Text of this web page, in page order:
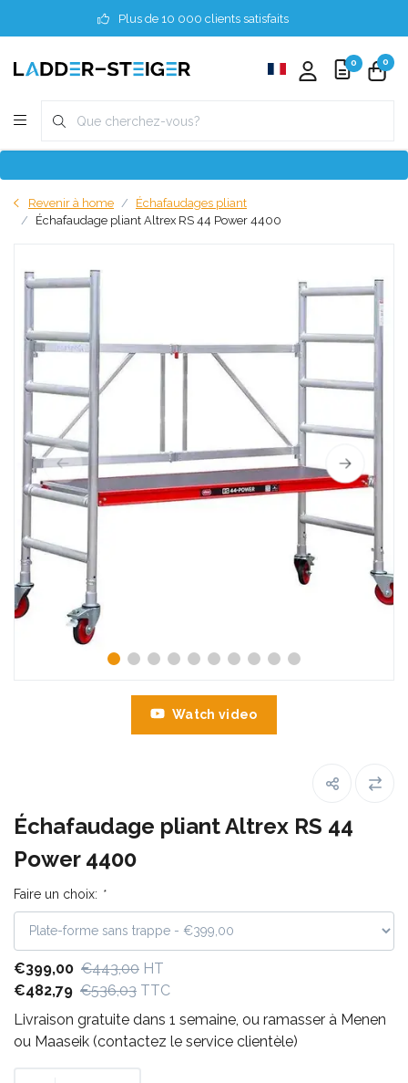
Plus de 10 000 clients satisfaits
0 0
Revenir à home
Échafaudages pliant
Échafaudage pliant Altrex RS 44 Power 4400
Watch video
Échafaudage pliant Altrex RS 44
Power 4400
Faire un choix: *
€399,00 €443,00 HT
€482,79 €536,03 TTC
Livraison gratuite dans 1 semaine, ou ramasser à Menen
ou Maaseik (contactez le service clientèle)